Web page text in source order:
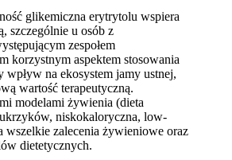
glikemiczna erytrytolu wspiera
szczególnie u osób z
zespołem
korzystnym aspektem stosowania
na ekosystem jamy ustnej,
wartość terapeutyczną.
modelami żywienia (dieta
niskokaloryczna, low-
wszelkie zalecenia żywieniowe oraz
dietetycznych.